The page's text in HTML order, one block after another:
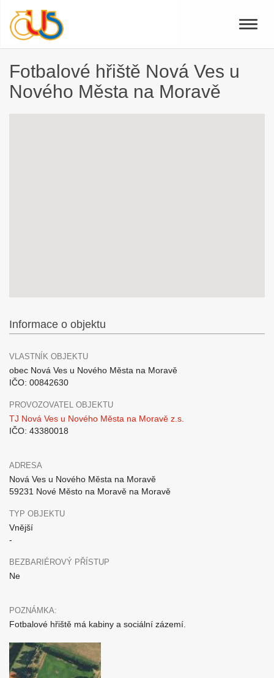
Toggle
Fotbalové hřiště Nová Ves u
Nového Města na Moravě
Informace o objektu
VLASTNÍK OBJEKTU
obec Nová Ves u Nového Města na Moravě
IČO: 00842630
PROVOZOVATEL OBJEKTU
TJ Nová Ves u Nového Města na Moravě z.s.
IČO: 43380018
ADRESA
Nová Ves u Nového Města na Moravě
59231 Nové Město na Moravě na Moravě
TYP OBJEKTU
Vnější
-
BEZBARIÉROVÝ PŘÍSTUP
Ne
POZNÁMKA:
Fotbalové hřiště má kabiny a sociální zázemí.